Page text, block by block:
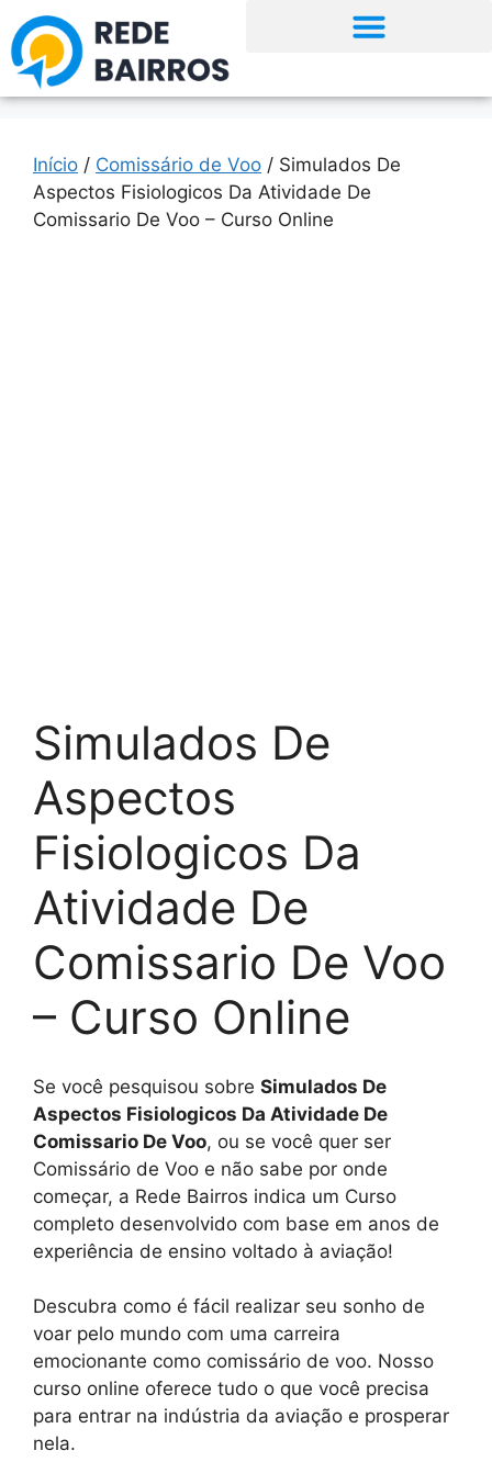
Início / Comissário de Voo / Simulados De
Aspectos Fisiologicos Da Atividade De
Comissario De Voo – Curso Online
Simulados De
Aspectos
Fisiologicos Da
Atividade De
Comissario De Voo
– Curso Online
Se você pesquisou sobre Simulados De
Aspectos Fisiologicos Da Atividade De
Comissario De Voo, ou se você quer ser
Comissário de Voo e não sabe por onde
começar, a Rede Bairros indica um Curso
completo desenvolvido com base em anos de
experiência de ensino voltado à aviação!
Descubra como é fácil realizar seu sonho de
voar pelo mundo com uma carreira
emocionante como comissário de voo. Nosso
curso online oferece tudo o que você precisa
para entrar na indústria da aviação e prosperar
nela.